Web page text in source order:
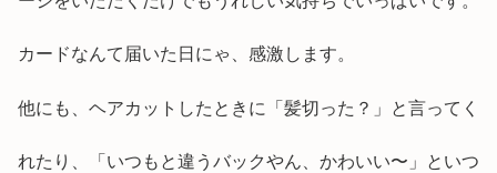
カードなんて届いた日にゃ、感激します。
他にも、ヘアカットしたときに「髪切った？」と言ってく
れたり、「いつもと違うバックやん、かわいい〜」といつ